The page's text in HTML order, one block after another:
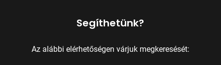
Segíthetünk?
Az alábbi elérhetőségen várjuk megkeresését: